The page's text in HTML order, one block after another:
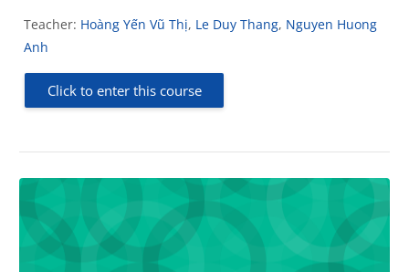
Teacher: Hoàng Yến Vũ Thị, Le Duy Thang, Nguyen Huong
Anh
Click to enter this course